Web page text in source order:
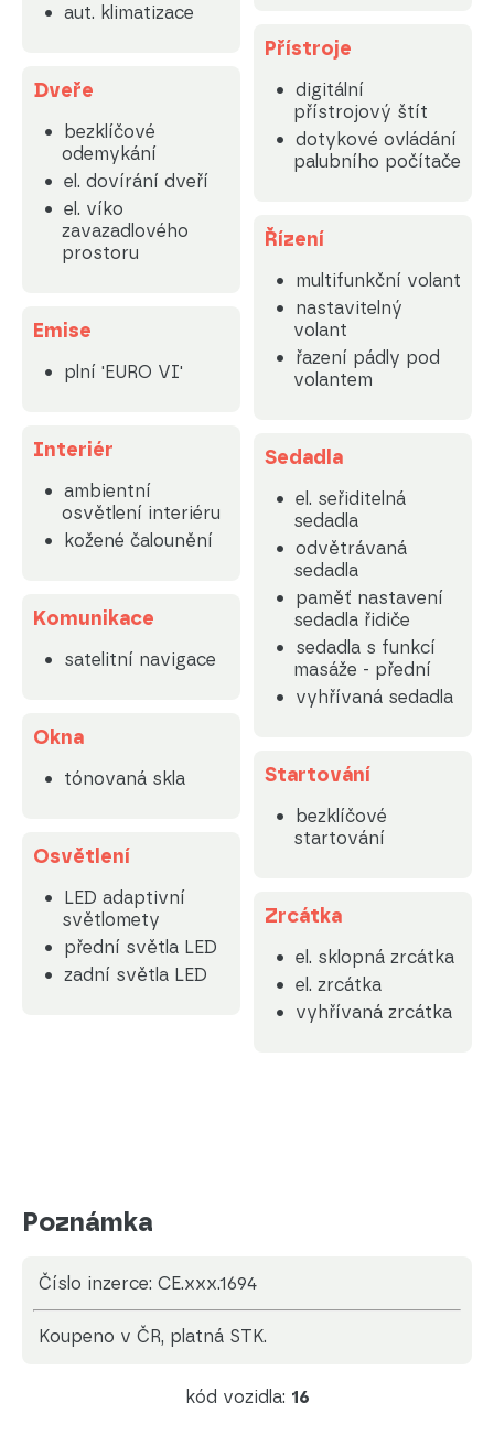
aut. klimatizace
Dveře
bezklíčové
odemykání
el. dovírání dveří
el. víko
zavazadlového
prostoru
Emise
plní 'EURO VI'
Interiér
ambientní
osvětlení interiéru
kožené čalounění
Komunikace
satelitní navigace
Okna
tónovaná skla
Osvětlení
LED adaptivní
světlomety
přední světla LED
zadní světla LED
Přístroje
digitální
přístrojový štít
dotykové ovládání
palubního počítače
Řízení
multifunkční volant
nastavitelný
volant
řazení pádly pod
volantem
Sedadla
el. seřiditelná
sedadla
odvětrávaná
sedadla
paměť nastavení
sedadla řidiče
sedadla s funkcí
masáže - přední
vyhřívaná sedadla
Startování
bezklíčové
startování
Zrcátka
el. sklopná zrcátka
el. zrcátka
vyhřívaná zrcátka
Poznámka
Číslo inzerce: CE.xxx.1694
koupeno v ČR, platná STK.
kód vozidla: 16